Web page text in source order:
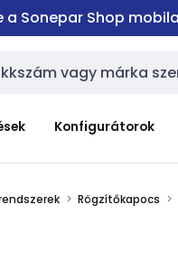
a Sonepar Shop
Konfigurátorok
Rögzítőkapocs